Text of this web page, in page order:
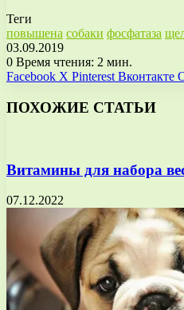
Теги
повышена собаки фосфатаза
03.09.2019
0 Время чтения: 2 мин.
Facebook X Pinterest Вконтакте
ПОХОЖИЕ СТАТЬИ
Витамины для набора
07.12.2022